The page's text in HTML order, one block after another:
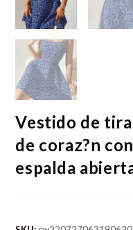
Vestido de
de coraz?n
espalda